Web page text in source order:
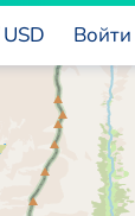
USD Войти